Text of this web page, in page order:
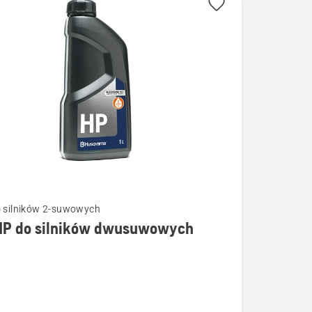
silników 2-suwowych
do silników dwusuwowych